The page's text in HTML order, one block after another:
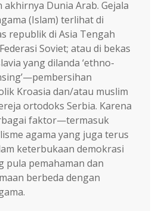
akhirnya Dunia Arab. Gejala
(Islam) terlihat di
republik di Asia Tengah
Soviet; atau di bekas
yang dilanda ‘ethno-
Kroasia dan/atau muslim
ortodoks Serbia. Karena
faktor—termasuk
agama yang juga terus
keterbukaan demokrasi
pemahaman dan
berbeda dengan